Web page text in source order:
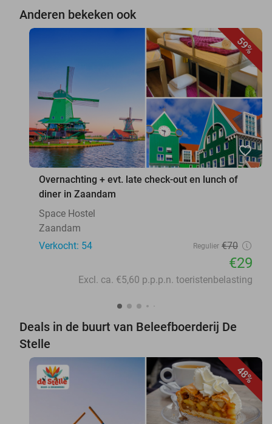
Anderen bekeken ook
59%
favorite_border
Overnachting + evt. late check-out en lunch of
diner in Zaandam
Space Hostel
Zaandam
Verkocht: 54
Regulier €70
€29
Excl. ca. €5,60 p.p.p.n. toeristenbelasting
Deals in de buurt van Beleefboerderij De
Stelle
48%